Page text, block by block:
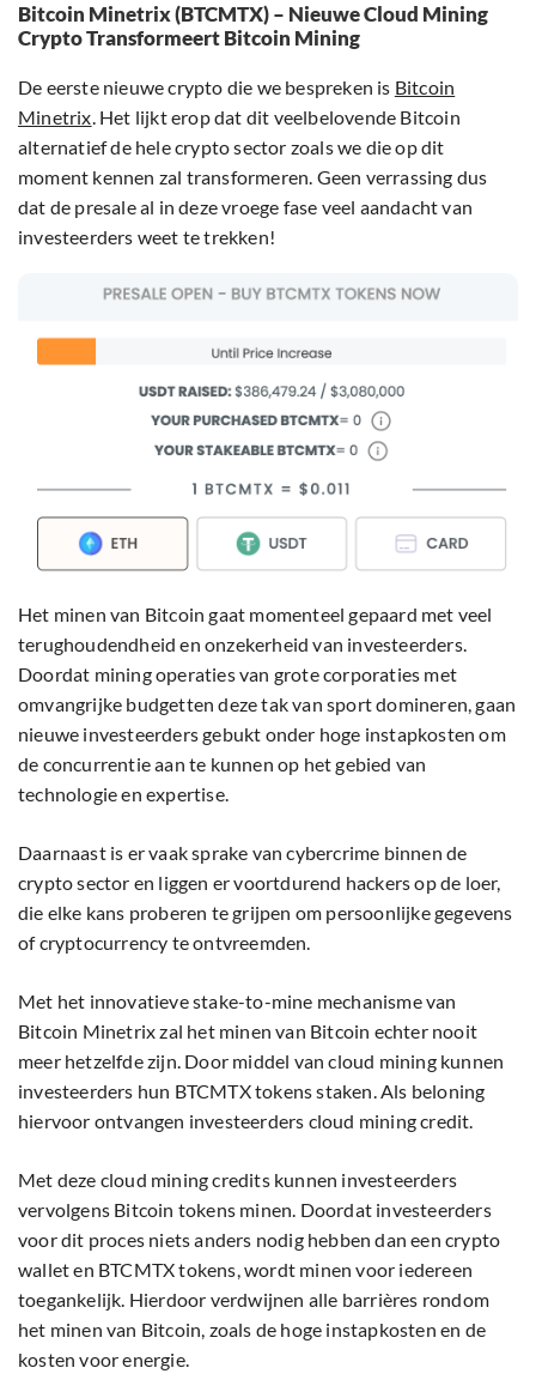
Bitcoin Minetrix (BTCMTX) – Nieuwe Cloud Mining
Crypto Transformeert Bitcoin Mining
De eerste nieuwe crypto die we bespreken is Bitcoin
Minetrix. Het lijkt erop dat dit veelbelovende Bitcoin
alternatief de hele crypto sector zoals we die op dit
moment kennen zal transformeren. Geen verrassing dus
dat de presale al in deze vroege fase veel aandacht van
investeerders weet te trekken!
Het minen van Bitcoin gaat momenteel gepaard met veel
terughoudendheid en onzekerheid van investeerders.
Doordat mining operaties van grote corporaties met
omvangrijke budgetten deze tak van sport domineren, gaan
nieuwe investeerders gebukt onder hoge instapkosten om
de concurrentie aan te kunnen op het gebied van
technologie en expertise.
Daarnaast is er vaak sprake van cybercrime binnen de
crypto sector en liggen er voortdurend hackers op de loer,
die elke kans proberen te grijpen om persoonlijke gegevens
of cryptocurrency te ontvreemden.
Met het innovatieve stake-to-mine mechanisme van
Bitcoin Minetrix zal het minen van Bitcoin echter nooit
meer hetzelfde zijn. Door middel van cloud mining kunnen
investeerders hun BTCMTX tokens staken. Als beloning
hiervoor ontvangen investeerders cloud mining credit.
Met deze cloud mining credits kunnen investeerders
vervolgens Bitcoin tokens minen. Doordat investeerders
voor dit proces niets anders nodig hebben dan een crypto
wallet en BTCMTX tokens, wordt minen voor iedereen
toegankelijk. Hierdoor verdwijnen alle barrières rondom
het minen van Bitcoin, zoals de hoge instapkosten en de
kosten voor energie.